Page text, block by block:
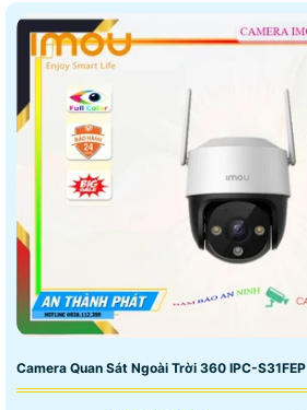
Camera Quan Sát Ngoài Trời 360 IPC-S31FEP